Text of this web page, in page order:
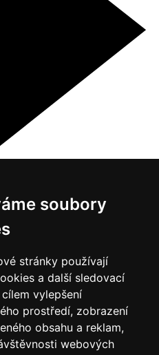
soubory
stránky používají
a další sledovací
vylepšení
prostředí, zobrazení
obsahu a reklam,
webových